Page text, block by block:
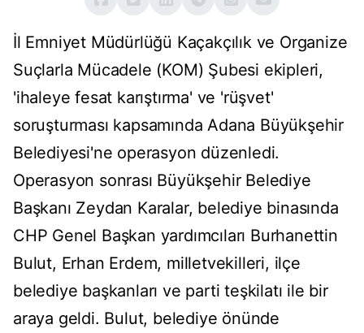
İl Emniyet Müdürlüğü Kaçakçılık ve Organize
Suçlarla Mücadele (KOM) Şubesi ekipleri,
'ihaleye fesat karıştırma' ve 'rüşvet'
soruşturması kapsamında Adana Büyükşehir
Belediyesi'ne operasyon düzenledi.
Operasyon sonrası Büyükşehir Belediye
Başkanı Zeydan Karalar, belediye binasında
CHP Genel Başkan yardımcıları Burhanettin
Bulut, Erhan Erdem, milletvekilleri, ilçe
belediye başkanları ve parti teşkilatı ile bir
araya geldi. Bulut, belediye önünde